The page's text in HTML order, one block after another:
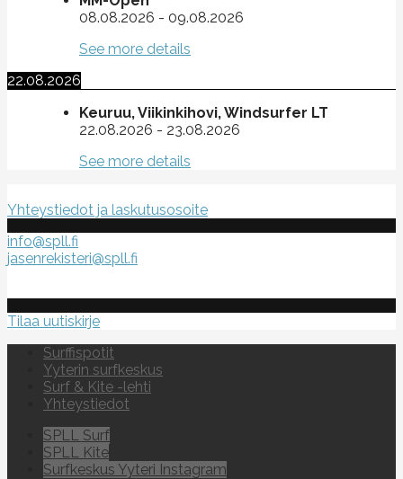
08.08.2026 - 09.08.2026
See more details
22.08.2026
Keuruu, Viikinkihovi, Windsurfer LT
22.08.2026 - 23.08.2026
See more details
Yhteystiedot ja laskutusosoite
info@spll.fi
jasenrekisteri@spll.fi
Tilaa uutiskirje
Surffispotit
Yyterin surfkeskus
Surf & Kite -lehti
Yhteystiedot
SPLL Surf
SPLL Kite
Surfkeskus Yyteri Instagram